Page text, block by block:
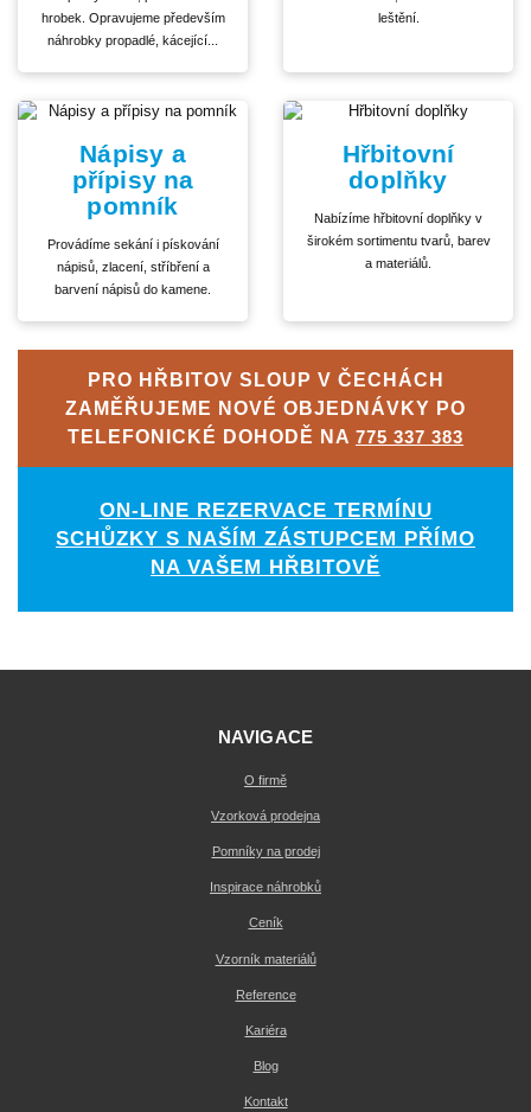
hrobek. Opravujeme především
náhrobky propadlé, kácející...
leštění.
Nápisy a
přípisy na
pomník
Provádíme sekání i pískování
nápisů, zlacení, stříbření a
barvení nápisů do kamene.
Hřbitovní
doplňky
Nabízíme hřbitovní doplňky v
širokém sortimentu tvarů, barev
a materiálů.
PRO HŘBITOV SLOUP V ČECHÁCH
ZAMĚŘUJEME NOVÉ OBJEDNÁVKY PO
TELEFONICKÉ DOHODĚ NA 775 337 383
ON-LINE REZERVACE TERMÍNU
SCHŮZKY S NAŠÍM ZÁSTUPCEM PŘÍMO
NA VAŠEM HŘBITOVĚ
NAVIGACE
O firmě
Vzorková prodejna
Pomníky na prodej
Inspirace náhrobků
Ceník
Vzorník materiálů
Reference
Kariéra
Blog
Kontakt